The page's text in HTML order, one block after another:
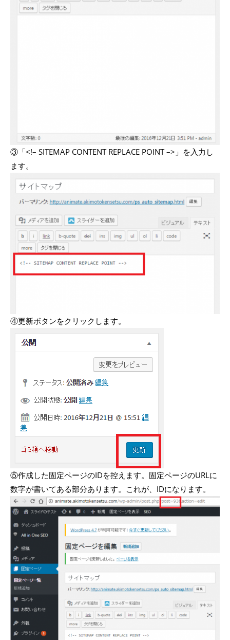
③「<!– SITEMAP CONTENT REPLACE POINT –>」を入力し
ます。
④更新ボタンをクリックします。
⑤作成した固定ページのIDを控えます。固定ページのURLに
数字が書いてある部分あります。これが、IDになります。